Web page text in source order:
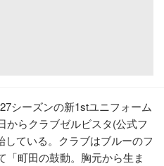
シーズンの新1stユニフォーム
からクラブゼルビスタ(公式フ
している。クラブはブルーのフ
「町田の鼓動。胸元から生ま